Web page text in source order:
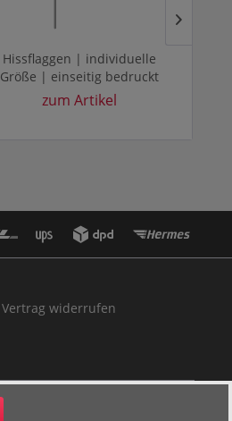
Hissflaggen | individuelle
Größe | einseitig bedruckt
zum Artikel
Vertrag widerrufen